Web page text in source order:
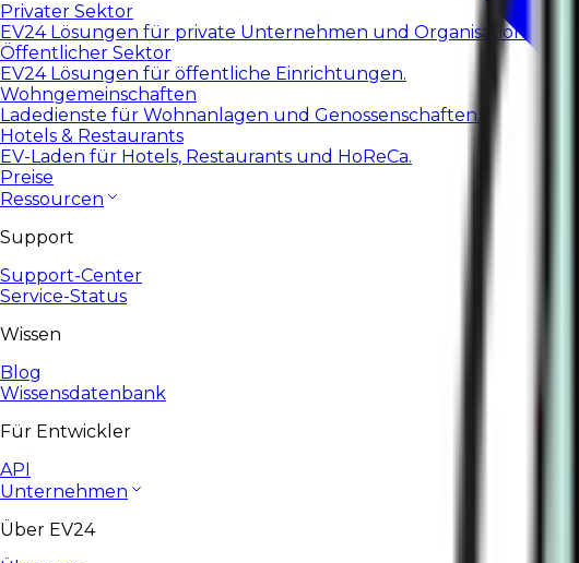
Privater Sektor
EV24 Lösungen für private Unternehmen und Organisationen.
Öffentlicher Sektor
EV24 Lösungen für öffentliche Einrichtungen.
Wohngemeinschaften
Ladedienste für Wohnanlagen und Genossenschaften.
Hotels & Restaurants
EV-Laden für Hotels, Restaurants und HoReCa.
Preise
Ressourcen
Support
Support-Center
Service-Status
Wissen
Blog
Wissensdatenbank
Für Entwickler
API
Unternehmen
Über EV24